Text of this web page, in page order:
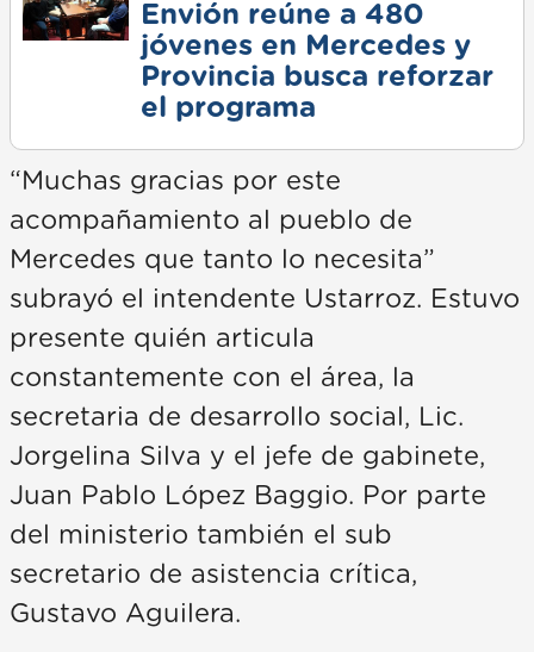
Envión reúne a 480
jóvenes en Mercedes y
Provincia busca reforzar
el programa
“Muchas gracias por este
acompañamiento al pueblo de
Mercedes que tanto lo necesita”
subrayó el intendente Ustarroz. Estuvo
presente quién articula
constantemente con el área, la
secretaria de desarrollo social, Lic.
Jorgelina Silva y el jefe de gabinete,
Juan Pablo López Baggio. Por parte
del ministerio también el sub
secretario de asistencia crítica,
Gustavo Aguilera.